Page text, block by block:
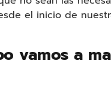
el inicio de
vamos a